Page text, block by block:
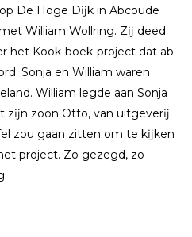
De Hoge Dĳk in Abcoude
William Wollring. Zĳ deed
het Kook-boek-project dat ab
Sonja en William waren
William legde aan Sonja
zĳn zoon Otto, van uitgeverĳ
zou gaan zitten om te kĳken
project. Zo gezegd, zo